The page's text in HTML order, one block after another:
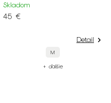
Skladom
45 €
Detail
M
+ ďalšie